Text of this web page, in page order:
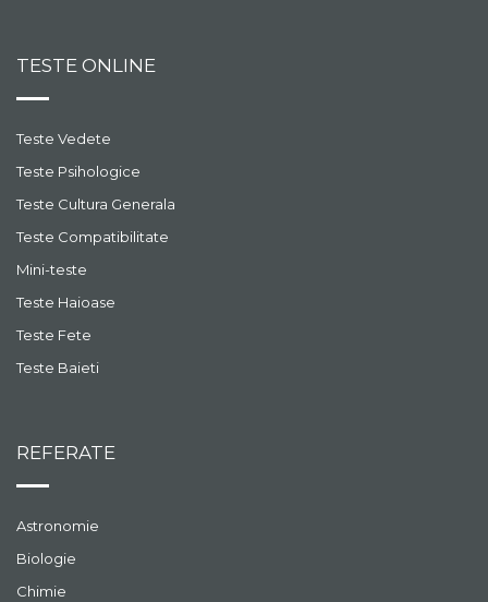
TESTE ONLINE
Teste Vedete
Teste Psihologice
Teste Cultura Generala
Teste Compatibilitate
Mini-teste
Teste Haioase
Teste Fete
Teste Baieti
REFERATE
Astronomie
Biologie
Chimie